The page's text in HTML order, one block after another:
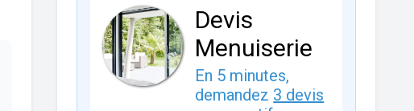
Devis
Menuiserie
En 5 minutes,
demandez 3 devis